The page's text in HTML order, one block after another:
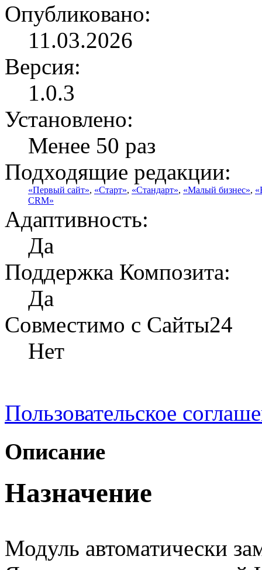
Опубликовано:
11.03.2026
Версия:
1.0.3
Установлено:
Менее 50 раз
Подходящие редакции:
«Первый сайт», «Старт», «Стандарт», «Малый бизнес»,
CRM»
Адаптивность:
Да
Поддержка Композита:
Да
Совместимо с Сайты24
Нет
Пользовательское
Описание
Назначение
Модуль автоматически